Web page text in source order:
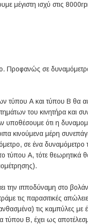
ισχύ στις
Προφανώς σε
τύπου Α και τύπου Β θα
του κινητήρα και
ότι η
κινούμενα μέρη
σε ένα
Α, τότε θεωρητικά
την ιπποδύναμη στο
τις παρασιτικές
τις καμπύλες με
τύπου Β, έχει ως